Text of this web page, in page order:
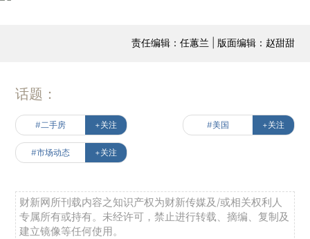
责任编辑：任蕙兰 | 版面编辑：赵甜甜
话题：
#二手房 +关注 #美国 +关注
#市场动态 +关注
财新网所刊载内容之知识产权为财新传媒及/或相关权利人
专属所有或持有。未经许可，禁止进行转载、摘编、复制及
建立镜像等任何使用。